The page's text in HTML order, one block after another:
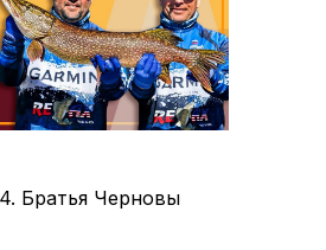
Братья Черновы